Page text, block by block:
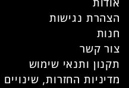
אודות
הצהרת נגישות
חנות
צור קשר
תקנון ותנאי שימוש
מדיניות החזרות, שינויים